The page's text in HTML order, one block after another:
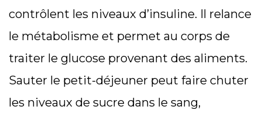
contrôlent les niveaux d’insuline. Il relance
le métabolisme et permet au corps de
traiter le glucose provenant des aliments.
Sauter le petit-déjeuner peut faire chuter
les niveaux de sucre dans le sang,